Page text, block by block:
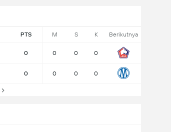
PTS M S K Berikutnya
0 0 0 0
0 0 0 0